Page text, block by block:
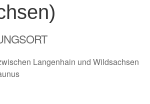
Langenhain und Wildsachsen